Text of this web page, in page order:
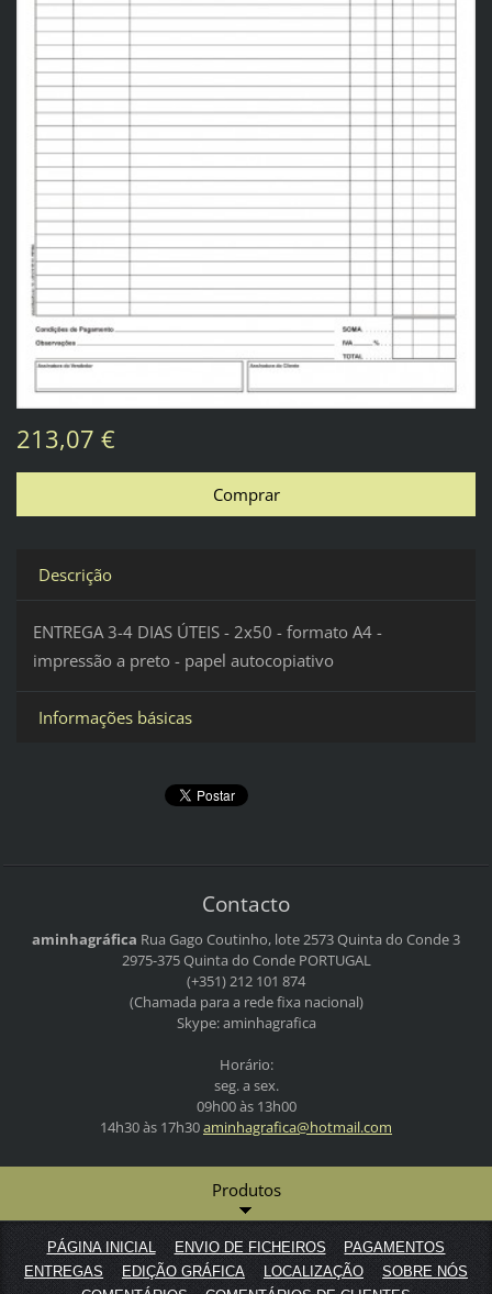
213,07 €
Descrição
ENTREGA 3-4 DIAS ÚTEIS - 2x50 - formato A4 -
impressão a preto - papel autocopiativo
Informações básicas
Contacto
aminhagráfica Rua Gago Coutinho, lote 2573Quinta do Conde 3
2975-375 Quinta do CondePORTUGAL
(+351) 212 101 874
(Chamada para a rede fixa nacional)
Skype: aminhagrafica
Horário:
seg. a sex.
09h00 às 13h00
14h30 às 17h30aminhagrafica@hotmail.com
Produtos
PÁGINA INICIAL ENVIO DE FICHEIROS
PAGAMENTOS
ENTREGAS
EDIÇÃO GRÁFICA LOCALIZAÇÃO
SOBRE NÓS